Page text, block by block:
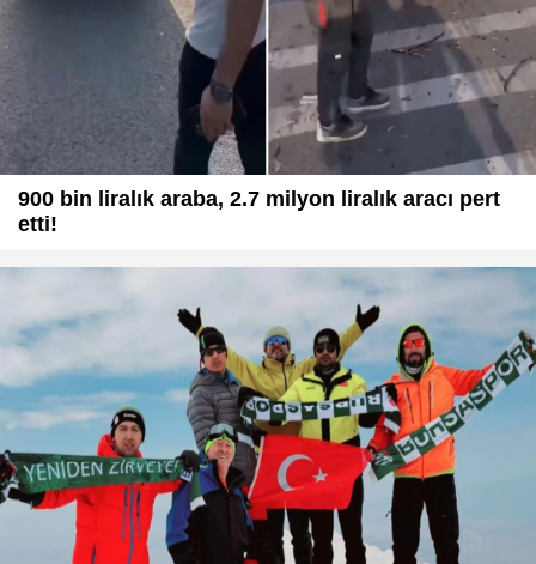
900 bin liralık araba, 2.7 milyon liralık aracı pert
etti!